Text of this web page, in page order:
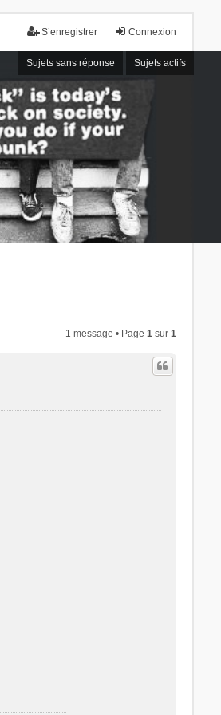
Connexion
S’enregistrer
Sujets sans réponse Sujets actifs
1 message • Page1 sur1